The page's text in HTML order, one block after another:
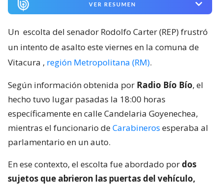
VER RESUMEN
Un escolta del senador Rodolfo Carter (REP) frustró
un intento de asalto este viernes en la comuna de
Vitacura , región Metropolitana (RM).
Según información obtenida por Radio Bío Bío, el
hecho tuvo lugar pasadas la 18:00 horas
específicamente en calle Candelaria Goyenechea,
mientras el funcionario deCarabineros esperaba al
parlamentario en un auto.
En ese contexto, el escolta fue abordado por dos
sujetos que abrieron las puertas del vehículo,